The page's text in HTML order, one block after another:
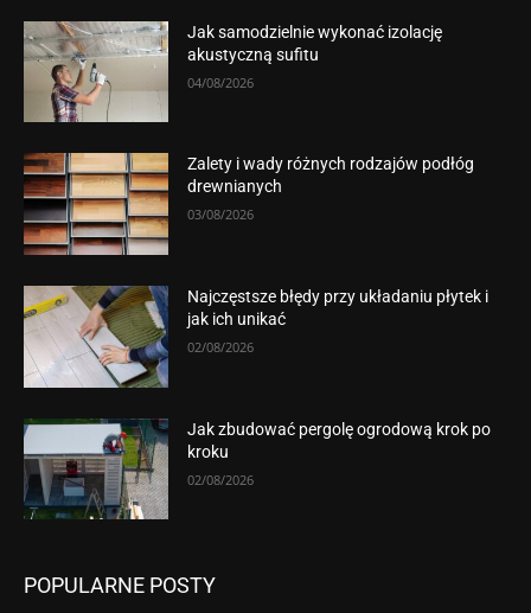
Jak samodzielnie wykonać izolację
akustyczną sufitu
04/08/2026
Zalety i wady różnych rodzajów podłóg
drewnianych
03/08/2026
Najczęstsze błędy przy układaniu płytek i
jak ich unikać
02/08/2026
Jak zbudować pergolę ogrodową krok po
kroku
02/08/2026
POPULARNE POSTY